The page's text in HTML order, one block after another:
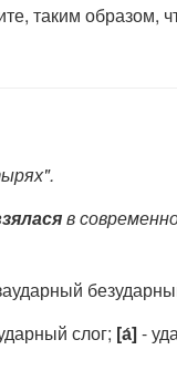
таким образом,
в
слог; [а́]-